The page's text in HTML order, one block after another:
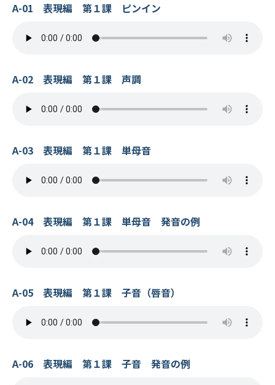
A-01 表現編 第１課 ピンイン
A-02 表現編 第１課 声調
A-03 表現編 第１課 単母音
A-04 表現編 第１課 単母音 発音の例
A-05 表現編 第１課 子音（唇音）
A-06 表現編 第１課 子音 発音の例